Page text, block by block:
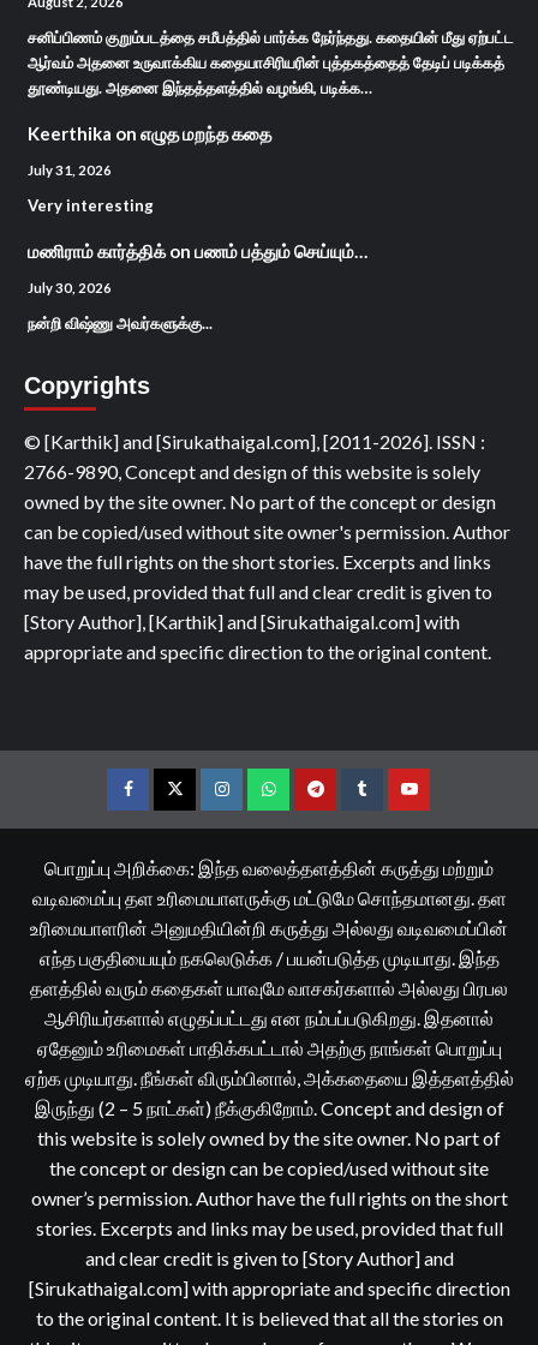
சனிப்பிணம் குறும்படத்தை சமீபத்தில் பார்க்க நேர்ந்தது. கதையின் மீது ஏற்பட்ட
ஆர்வம் அதனை உருவாக்கிய கதையாசிரியரின் புத்தகத்தைத் தேடிப் படிக்கத்
தூண்டியது. அதனை இந்தத்தளத்தில் வழங்கி, படிக்க…
Keerthika on எழுத மறந்த கதை
July 31, 2026
Very interesting
மணிராம் கார்த்திக்on பணம் பத்தும் செய்யும்…
July 30, 2026
நன்றி விஷ்ணு அவர்களுக்கு...
Copyrights
© [Karthik] and [Sirukathaigal.com], [2011-2026]. ISSN :
2766-9890, Concept and design of this website is solely
owned by the site owner. No part of the concept or design
can be copied/used without site owner's permission. Author
have the full rights on the short stories. Excerpts and links
may be used, provided that full and clear credit is given to
[Story Author], [Karthik] and [Sirukathaigal.com] with
appropriate and specific direction to the original content.
FacebookTwitterInstagramWhatsappTelegramTumblrYouTube
பொறுப்பு அறிக்கை: இந்த வலைத்தளத்தின் கருத்து மற்றும்
வடிவமைப்பு தள உரிமையாளருக்கு மட்டுமே சொந்தமானது. தள
உரிமையாளரின் அனுமதியின்றி கருத்து அல்லது வடிவமைப்பின்
எந்த பகுதியையும் நகலெடுக்க / பயன்படுத்த முடியாது. இந்த
தளத்தில் வரும் கதைகள் யாவுமே வாசகர்களால் அல்லது பிரபல
ஆசிரியர்களால் எழுதப்பட்டது என நம்பப்படுகிறது. இதனால்
ஏதேனும் உரிமைகள் பாதிக்கபட்டால் அதற்கு நாங்கள் பொறுப்பு
ஏற்க முடியாது. நீங்கள் விரும்பினால், அக்கதையை இத்தளத்தில்
இருந்து (2 – 5 நாட்கள்) நீக்குகிறோம். Concept and design of
this website is solely owned by the site owner. No part of
the concept or design can be copied/used without site
owner’s permission. Author have the full rights on the short
stories. Excerpts and links may be used, provided that full
and clear credit is given to [Story Author] and
[Sirukathaigal.com] with appropriate and specific direction
to the original content. It is believed that all the stories on